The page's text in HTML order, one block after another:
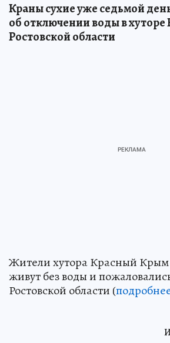
Краны сухие уже седьмой
об отключении воды в
Ростовской области
Жители хутора Красный Крым
живут без воды и
Ростовской области (